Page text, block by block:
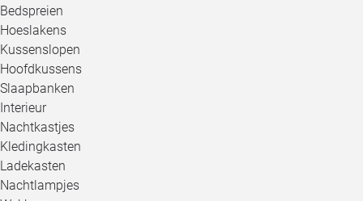
Bedspreien
Hoeslakens
Kussenslopen
Hoofdkussens
Slaapbanken
Interieur
Nachtkastjes
Kledingkasten
Ladekasten
Nachtlampjes